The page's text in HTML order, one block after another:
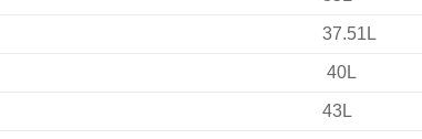
37.51L
40L
43L